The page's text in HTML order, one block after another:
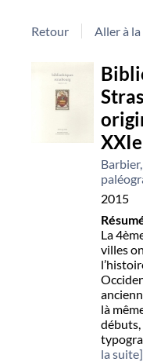
Retour Aller à
Détail
document
2015
La
villes
là
débuts,
la suite]